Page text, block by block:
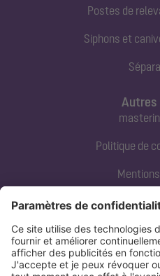
Postes de
Siphons et
Contact
Tel:+33 3
Email:
Autres
Politique de